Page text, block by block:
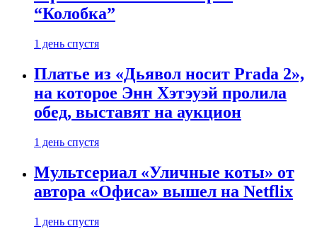
“Колобка”
1 день спустя
Платье из «Дьявол носит Prada 2»,
на которое Энн Хэтэуэй пролила
обед, выставят на аукцион
1 день спустя
Мультсериал «Уличные коты» от
автора «Офиса» вышел на Netflix
1 день спустя